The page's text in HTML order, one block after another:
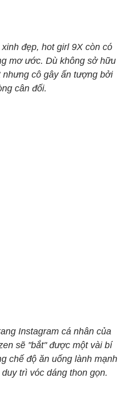
đẹp, hot girl 9X còn có
mơ ước. Dù không sở hữu
nhưng cô gây ấn tượng bởi
cân đối.
Instagram cá nhân của
sẽ "bắt" được một vài bí
chế độ ăn uống lành mạnh
trì vóc dáng thon gọn.